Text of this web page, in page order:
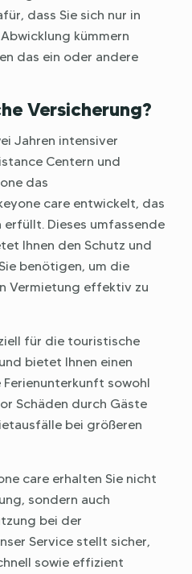
dass Sie sich nur in
kümmern
das ein oder andere
Versicherung?
Jahren intensiver
Centern und
das
care entwickelt, das
Dieses umfassende
Ihnen den Schutz und
benötigen, um die
Vermietung effektiv zu
für die touristische
bietet Ihnen einen
Ferienunterkunft sowohl
Schäden durch Gäste
bei größeren
care erhalten Sie nicht
sondern auch
bei der
Service stellt sicher,
sowie effizient